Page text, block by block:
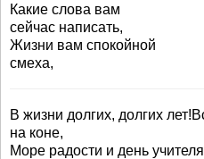
Какие слова вам
сейчас написать,
Жизни вам спокойной
смеха,
В жизни долгих, долгих
на коне,
Море радости и день